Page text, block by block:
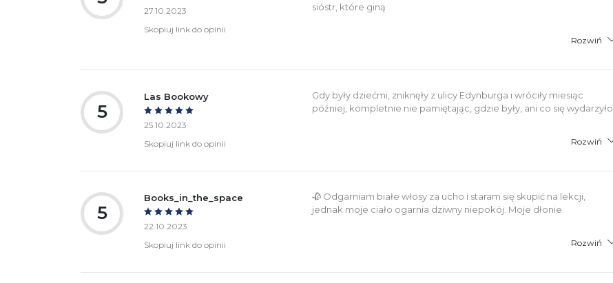
27.10.2023
Skopiuj link do opinii
sióstr, które giną
Rozwiń
5
Las Bookowy
25.10.2023
Skopiuj link do opinii
Gdy były dziećmi, zniknęły z ulicy Edynburga i wróciły miesiąc
później, kompletnie nie pamiętając, gdzie były, ani co się wydarzyło.
Rozwiń
5
Books_in_the_space
22.10.2023
Skopiuj link do opinii
🥀 Odgarniam białe włosy za ucho i staram się skupić na lekcji,
jednak moje ciało ogarnia dziwny niepokój. Moje dłonie
Rozwiń